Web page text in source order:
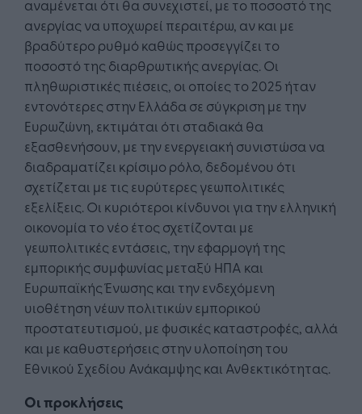
αναμένεται ότι θα συνεχιστεί, με το ποσοστό της
ανεργίας να υποχωρεί περαιτέρω, αν και με
βραδύτερο ρυθμό καθώς προσεγγίζει το
ποσοστό της διαρθρωτικής ανεργίας. Οι
πληθωριστικές πιέσεις, οι οποίες το 2025 ήταν
εντονότερες στην Ελλάδα σε σύγκριση με την
Ευρωζώνη, εκτιμάται ότι σταδιακά θα
εξασθενήσουν, με την ενεργειακή συνιστώσα να
διαδραματίζει κρίσιμο ρόλο, δεδομένου ότι
σχετίζεται με τις ευρύτερες γεωπολιτικές
εξελίξεις. Οι κυριότεροι κίνδυνοι για την ελληνική
οικονομία το νέο έτος σχετίζονται με
γεωπολιτικές εντάσεις, την εφαρμογή της
εμπορικής συμφωνίας μεταξύ ΗΠΑ και
Ευρωπαϊκής Ένωσης και την ενδεχόμενη
υιοθέτηση νέων πολιτικών εμπορικού
προστατευτισμού, με φυσικές καταστροφές, αλλά
και με καθυστερήσεις στην υλοποίηση του
Εθνικού Σχεδίου Ανάκαμψης και Ανθεκτικότητας.
Οι προκλήσεις